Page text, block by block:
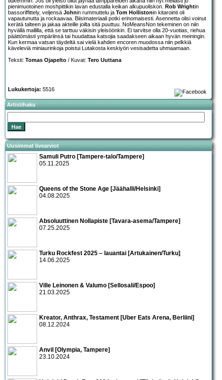
pienimuotoinen moshpittikin lavan edustalla keikan alkupuoliskon. Rob Wrightin
bassoriffittely, veljensä Johnin rummuttelu ja Tom Hollistonin kitarointi oli
vapautunutta ja rockaavaa. Biisimateriaali potki erinomaisesti. Asennetta olisi voinut
kerätä talteen ja jakaa akteille joilta sitä puuttuu. NoMeansNon tekeminen on niin
hyvällä mallilla, että se tarttuu väkisin yleisöönkin. Ei tarvitse olla 20-vuotias, riehua
päättömästi ympäriinsä tai huudattaa katsojia saadakseen aikaan hyvän meiningin.
Kun kermaa vatsan täydeltä sai vielä kahden encoren muodossa niin pelkkiä
käveleviä miniaurinkoja poistui Lutakosta keskiyön vesisadetta uhmaamaan.
Teksti: Tomas Ojapelto / Kuvat: Tero Uuttana
Lukukertoja: 5516
Artistihaku
Uusimmat livearviot
Samuli Putro [Tampere-talo/Tampere]
05.11.2025
Queens of the Stone Age [Jäähalli/Helsinki]
04.08.2025
Absoluuttinen Nollapiste [Tavara-asema/Tampere]
07.25.2025
Turku Rockfest 2025 – lauantai [Artukainen/Turku]
14.06.2025
Ville Leinonen & Valumo [Sellosali/Espoo]
21.03.2025
Kreator, Anthrax, Testament [Uber Eats Arena, Berliini]
08.12.2024
Anvil [Olympia, Tampere]
23.10.2024